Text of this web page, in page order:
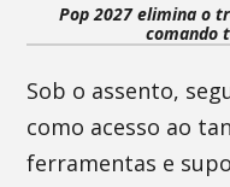
Pop 2027 elimina o
comando
Sob o assento,
como acesso ao
ferramentas e